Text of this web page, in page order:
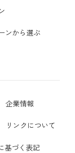
ンから選ぶ
企業情報
リンクについて
基づく表記